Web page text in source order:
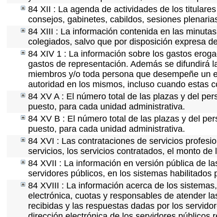
84 XII : La agenda de actividades de los
consejos, gabinetes, cabildos, sesiones
84 XIII : La información contenida en las
colegiados, salvo que por disposición expresa
84 XIV 1 : La información sobre los gastos
gastos de representación. Además se difundirá
miembros y/o toda persona que desempeñe
autoridad en los mismos, incluso cuando estas
84 XV A : El número total de las plazas y del
puesto, para cada unidad administrativa.
84 XV B : El número total de las plazas y del
puesto, para cada unidad administrativa.
84 XVI : Las contrataciones de servicios
servicios, los servicios contratados, el monto
84 XVII : La información en versión pública de
servidores públicos, en los sistemas habilitados
84 XVIII : La información acerca de los
electrónica, cuotas y responsables de atender
recibidas y las respuestas dadas por los